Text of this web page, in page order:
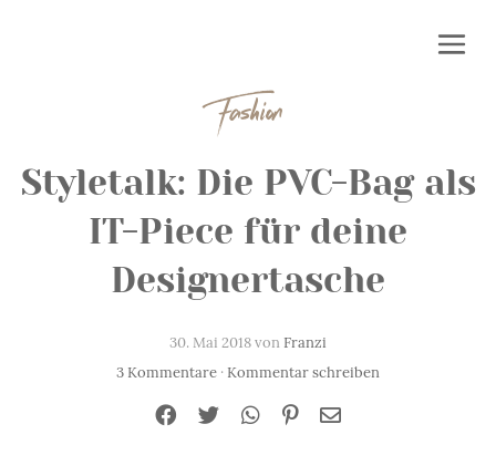
Fashion
Styletalk: Die PVC-Bag als
IT-Piece für deine
Designertasche
30. Mai 2018 vonFranzi
3 Kommentare · Kommentar schreiben